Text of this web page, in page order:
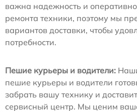
важна надежность и
ремонта техники, поэтому мы
вариантов доставки, чтобы
потребности.
Пешие курьеры и водители:
пешие курьеры и водители
забрать вашу технику и
сервисный центр. Мы ценим